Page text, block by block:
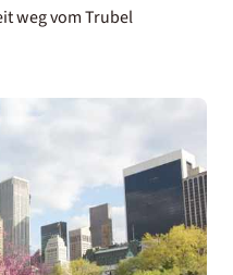
weg vom Trubel